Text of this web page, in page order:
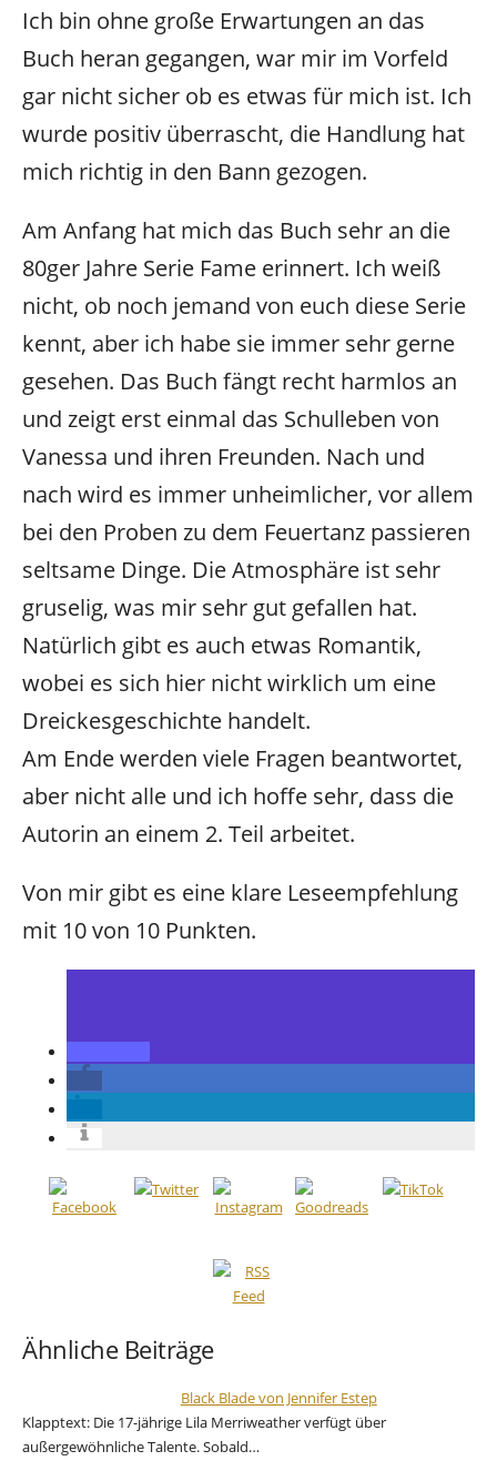
Ich bin ohne große Erwartungen an das
Buch heran gegangen, war mir im Vorfeld
gar nicht sicher ob es etwas für mich ist. Ich
wurde positiv überrascht, die Handlung hat
mich richtig in den Bann gezogen.
Am Anfang hat mich das Buch sehr an die
80ger Jahre Serie Fame erinnert. Ich weiß
nicht, ob noch jemand von euch diese Serie
kennt, aber ich habe sie immer sehr gerne
gesehen. Das Buch fängt recht harmlos an
und zeigt erst einmal das Schulleben von
Vanessa und ihren Freunden. Nach und
nach wird es immer unheimlicher, vor allem
bei den Proben zu dem Feuertanz passieren
seltsame Dinge. Die Atmosphäre ist sehr
gruselig, was mir sehr gut gefallen hat.
Natürlich gibt es auch etwas Romantik,
wobei es sich hier nicht wirklich um eine
Dreickesgeschichte handelt.
Am Ende werden viele Fragen beantwortet,
aber nicht alle und ich hoffe sehr, dass die
Autorin an einem 2. Teil arbeitet.
Von mir gibt es eine klare Leseempfehlung
mit 10 von 10 Punkten.
Ähnliche Beiträge
Black Blade von Jennifer Estep
Klapptext: Die 17-jährige Lila Merriweather verfügt über
außergewöhnliche Talente. Sobald…